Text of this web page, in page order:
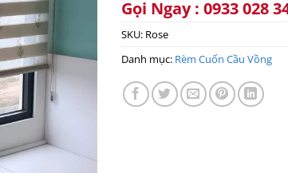
Gọi Ngay : 0933 028
SKU: Rose
Danh mục: Rèm Cuốn Cầu Vồng